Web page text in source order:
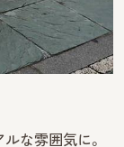
な雰囲気に。